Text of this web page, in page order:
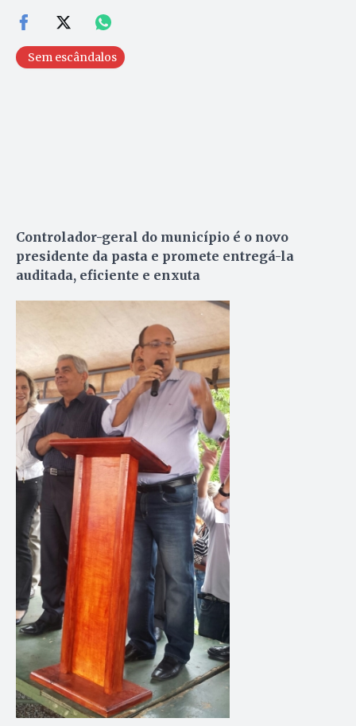
Sem escândalos
Controlador-geral do município é o novo
presidente da pasta e promete entregá-la
auditada, eficiente e enxuta